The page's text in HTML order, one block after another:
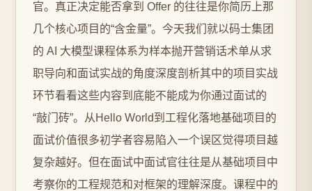
官。真正决定能否拿到 Offer 的往往是你简历上那
几个核心项目的“含金量”。今天我们就以码士集团
的 AI 大模型课程体系为样本抛开营销话术单从求
职导向和面试实战的角度深度剖析其中的项目实战
环节看看这些内容到底能不能成为你通过面试的
“敲门砖”。从Hello World到工程化落地基础项目的
面试价值很多初学者容易陷入一个误区觉得项目越
复杂越好。但在面试中面试官往往是从基础项目中
考察你的工程规范和对框架的理解深度。课程中的